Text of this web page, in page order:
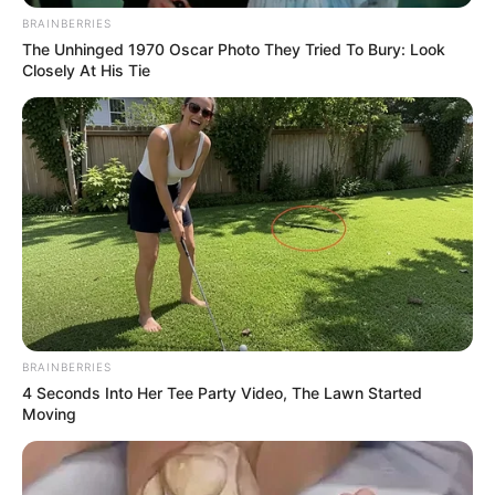
Corante cosmético
Copo medidor
Funil
Dica: Você encontra os materiais necessários em
casas de artigo de perfumaria.
Passo a passo
1. Meça 500 ml da base pronta (BP) para perfume
para 100 ml de essência no copo medidor.
Dica: Essas medidas proporcionam uma fragrância
mais intensa. Se você desejar um aroma mais
suave, misture uma quantidade menor de essência
ou aumente a quantidade de BP perfume.
BRAINBERRIES
The Unhinged 1970 Oscar Photo They Tried To Bury: Look
Closely At His Tie
BRAINBERRIES
4 Seconds Into Her Tee Party Video, The Lawn Started
Moving